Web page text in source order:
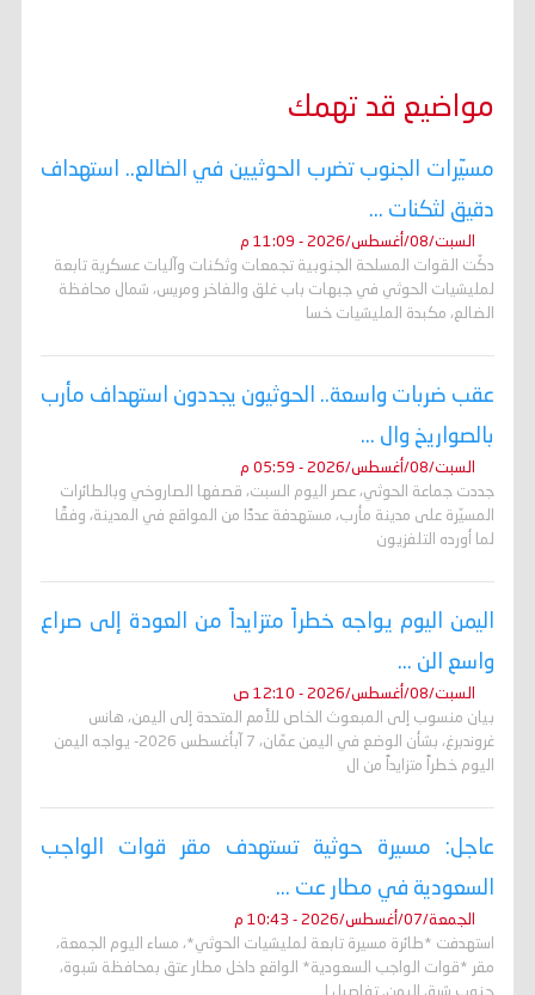
مواضيع قد تهمك
مسيّرات الجنوب تضرب الحوثيين في الضالع.. استهداف
دقيق لثكنات ...
السبت/08/أغسطس/2026 - 11:09 م
دكّت القوات المسلحة الجنوبية تجمعات وثكنات وآليات عسكرية تابعة
لمليشيات الحوثي في جبهات باب غلق والفاخر ومريس، شمال محافظة
الضالع، مكبدة المليشيات خسا
عقب ضربات واسعة.. الحوثيون يجددون استهداف مأرب
بالصواريخ وال ...
السبت/08/أغسطس/2026 - 05:59 م
جددت جماعة الحوثي، عصر اليوم السبت، قصفها الصاروخي وبالطائرات
المسيّرة على مدينة مأرب، مستهدفة عددًا من المواقع في المدينة، وفقًا
لما أورده التلفزيون
اليمن اليوم يواجه خطراً متزايداً من العودة إلى صراع
واسع الن ...
السبت/08/أغسطس/2026 - 12:10 ص
بيان منسوب إلى المبعوث الخاص للأمم المتحدة إلى اليمن، هانس
غروندبرغ، بشأن الوضع في اليمن عمّان، 7 آبأغسطس 2026- يواجه اليمن
اليوم خطراً متزايداً من ال
عاجل: مسيرة حوثية تستهدف مقر قوات الواجب
السعودية في مطار عت ...
الجمعة/07/أغسطس/2026 - 10:43 م
استهدفت *طائرة مسيرة تابعة لمليشيات الحوثي*، مساء اليوم الجمعة،
مقر *قوات الواجب السعودية* الواقع داخل مطار عتق بمحافظة شبوة،